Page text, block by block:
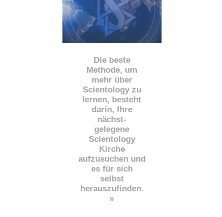
Die beste
Methode, um
mehr über
Scientology zu
lernen, besteht
darin, Ihre
nächst-
gelegene
Scientology
Kirche
aufzusuchen und
es für sich
selbst
herauszufinden.
»